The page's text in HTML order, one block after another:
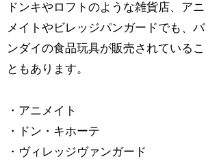
ドンキやロフトのような雑貨店、アニ
メイトやビレッジパンガードでも、バ
ンダイの食品玩具が販売されているこ
ともあります。
・アニメイト
・ドン・キホーテ
・ヴィレッジヴァンガード